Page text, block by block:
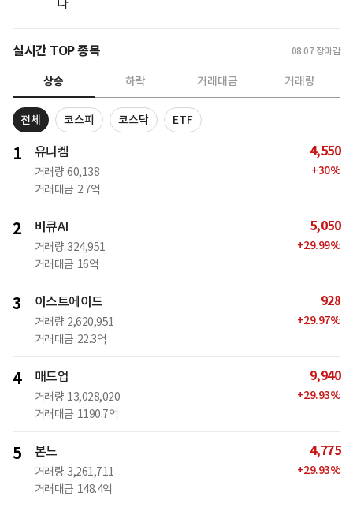
실시간 TOP 종목 08.07 장마감
상승 하락 거래대금 거래량
전체 코스피 코스닥 ETF
1 유니켐
거래량 60,138
거래대금 2.7억
4,550
+30%
2 비큐AI
거래량 324,951
거래대금 16억
5,050
+29.99%
3 이스트에이드
거래량 2,620,951
거래대금 22.3억
928
+29.97%
4 매드업
거래량 13,028,020
거래대금 1190.7억
9,940
+29.93%
5 본느
거래량 3,261,711
거래대금 148.4억
4,775
+29.93%